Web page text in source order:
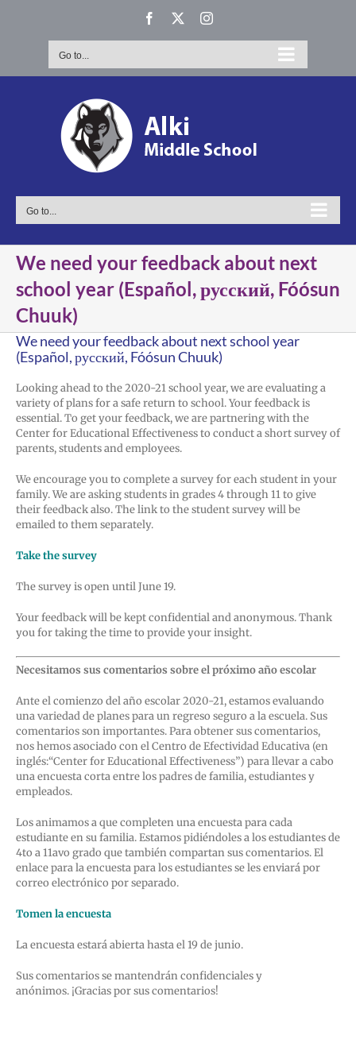
Facebook Instagram
Go to...
Go to...
We need your feedback about next
school year (Español, русский, Fóósun
Chuuk)
We need your feedback about next school year
(Español, русский, Fóósun Chuuk)
Looking ahead to the 2020-21 school year, we are evaluating a
variety of plans for a safe return to school. Your feedback is
essential. To get your feedback, we are partnering with the
Center for Educational Effectiveness to conduct a short survey of
parents, students and employees.
We encourage you to complete a survey for each student in your
family. We are asking students in grades 4 through 11 to give
their feedback also. The link to the student survey will be
emailed to them separately.
Take the survey
The survey is open until June 19.
Your feedback will be kept confidential and anonymous. Thank
you for taking the time to provide your insight.
Necesitamos sus comentarios sobre el próximo año escolar
Ante el comienzo del año escolar 2020-21, estamos evaluando
una variedad de planes para un regreso seguro a la escuela. Sus
comentarios son importantes. Para obtener sus comentarios,
nos hemos asociado con el Centro de Efectividad Educativa (en
inglés:“Center for Educational Effectiveness”) para llevar a cabo
una encuesta corta entre los padres de familia, estudiantes y
empleados.
Los animamos a que completen una encuesta para cada
estudiante en su familia. Estamos pidiéndoles a los estudiantes de
4to a 11avo grado que también compartan sus comentarios. El
enlace para la encuesta para los estudiantes se les enviará por
correo electrónico por separado.
Tomen la encuesta
La encuesta estará abierta hasta el 19 de junio.
Sus comentarios se mantendrán confidenciales y
anónimos. ¡Gracias por sus comentarios!